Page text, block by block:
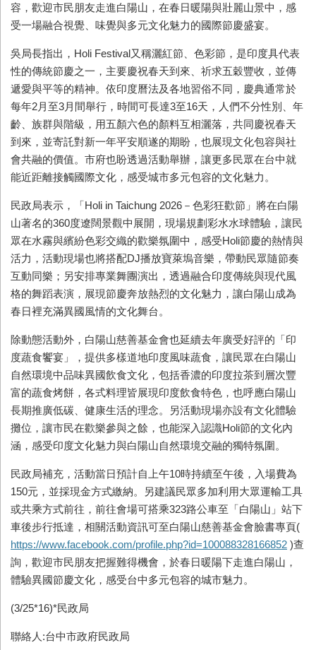
容，歡迎市民朋友走進白陽山，在春日暖陽與壯麗山景中，感
受一場融合視覺、味覺與多元文化魅力的國際節慶盛宴。
吳局長指出，Holi Festival又稱灑紅節、色彩節，是印度具代表
性的傳統節慶之一，主要慶祝春天到來、祈求五穀豐收，並傳
遞愛與平等的精神。依印度曆法及各地習俗不同，慶典通常於
每年2月至3月間舉行，時間可長達3至16天，人們不分性別、年
齡、族群與階級，用五顏六色的顏料互相灑落，共同慶祝春天
到來，並寄託對新一年平安順遂的期盼，也展現文化包容與社
會共融的價值。市府也盼透過活動舉辦，讓更多民眾在台中就
能近距離接觸國際文化，感受城市多元包容的文化魅力。
民政局表示，「Holi in Taichung 2026－色彩狂歡節」將在白陽
山著名的360度遼闊景觀中展開，現場規劃彩水水球體驗，讓民
眾在水霧與繽紛色彩交織的歡樂氛圍中，感受Holi節慶的熱情與
活力，活動現場也將搭配DJ播放寶萊塢音樂，帶動民眾隨節奏
互動同樂；另安排專業舞團演出，透過融合印度傳統與現代風
格的舞蹈表演，展現節慶奔放熱烈的文化魅力，讓白陽山成為
春日裡充滿異國風情的文化舞台。
除動態活動外，白陽山慈善基金會也延續去年廣受好評的「印
度蔬食饗宴」，提供多樣道地印度風味蔬食，讓民眾在白陽山
自然環境中品味異國飲食文化，包括香濃的印度拉茶到層次豐
富的蔬食烤餅，各式料理皆展現印度飲食特色，也呼應白陽山
長期推廣低碳、健康生活的理念。另活動現場亦設有文化體驗
攤位，讓市民在歡樂參與之餘，也能深入認識Holi節的文化內
涵，感受印度文化魅力與白陽山自然環境交融的獨特氛圍。
民政局補充，活動當日預計自上午10時持續至午後，入場費為
150元，並採現金方式繳納。另建議民眾多加利用大眾運輸工具
或共乘方式前往，前往會場可搭乘323路公車至「白陽山」站下
車後步行抵達，相關活動資訊可至白陽山慈善基金會臉書專頁(
https://www.facebook.com/profile.php?id=100088328166852 )查
詢，歡迎市民朋友把握難得機會，於春日暖陽下走進白陽山，
體驗異國節慶文化，感受台中多元包容的城市魅力。
(3/25*16)*民政局
聯絡人:台中市政府民政局